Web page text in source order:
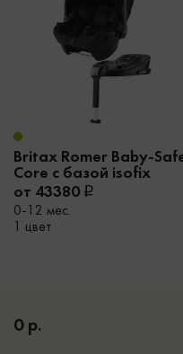
Britax Romer Baby-
Core с базой isofix
от 43380
0-12 мес.
1 цвет
0 р.